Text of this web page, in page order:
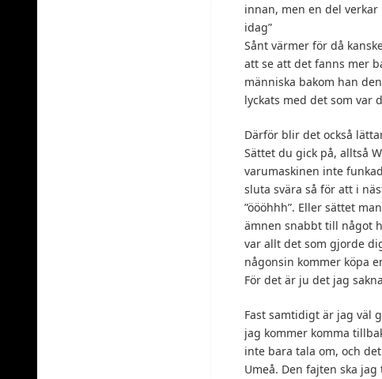
innan, men en del
idag”
Sånt värmer för då
att se att det fanns mer
människa bakom han
lyckats med det som var
Därför blir det också
Sättet du gick på, alltså
varumaskinen inte
sluta svära så för att i
”öööhhh”. Eller sättet
ämnen snabbt till något
var allt det som gjorde
någonsin kommer köpa
För det är ju det jag
Fast samtidigt är jag väl
jag kommer komma
inte bara tala om, och
Umeå. Den fajten ska